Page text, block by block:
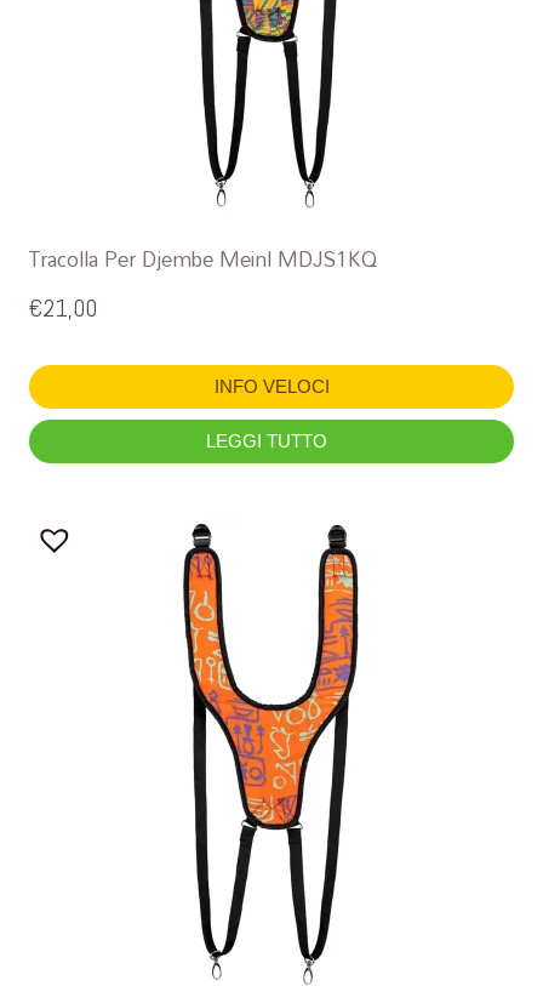
Tracolla Per Djembe Meinl MDJS1KQ
€21,00
INFO VELOCI
LEGGI TUTTO